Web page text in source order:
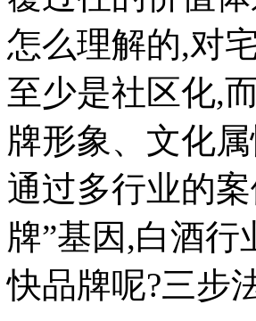
怎么理解的,对
至少是社区化,
牌形象、文化
通过多行业的
牌”基因,白酒
快品牌呢?三步